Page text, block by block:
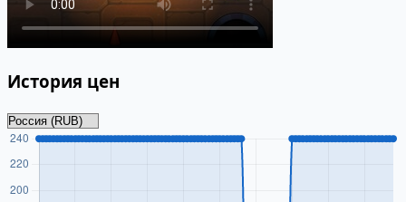
История цен